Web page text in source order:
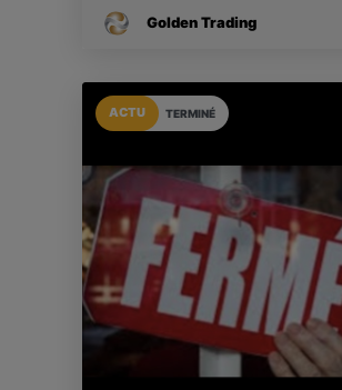
Golden Trading
TERMINÉ
ACTU